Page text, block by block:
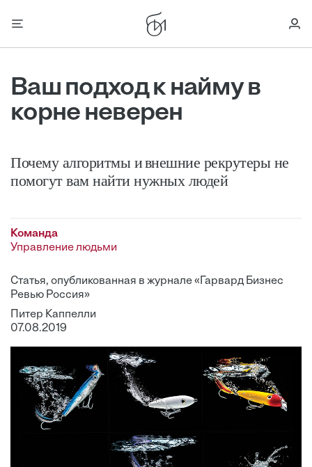
Ваш подход к найму в
корне неверен
Почему алгоритмы и внешние рекрутеры не
помогут вам найти нужных людей
Команда
Управление людьми
Статья, опубликованная в журнале «Гарвард Бизнес
Ревью Россия»
Питер Каппелли
07.08.2019